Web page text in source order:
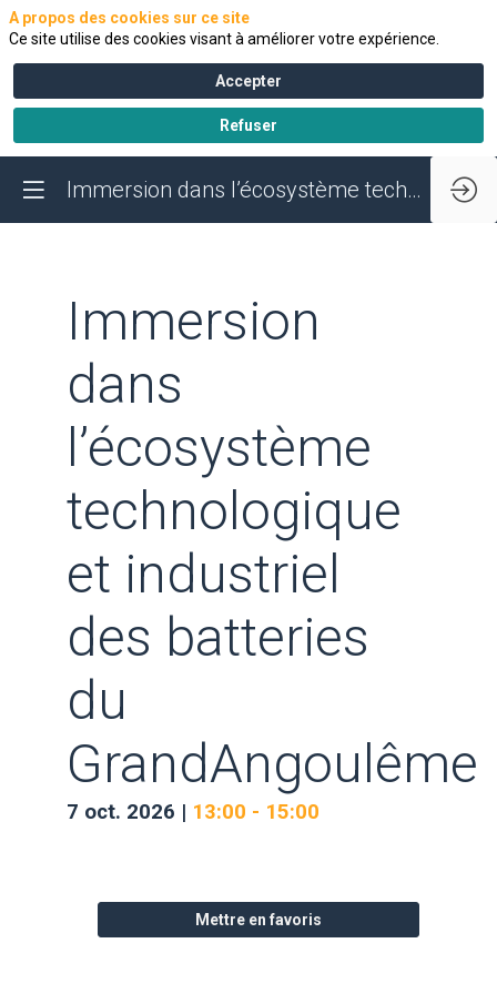
Immersion dans l’écosystème technologique et industriel des batteries du GrandAngoulême
Immersion
dans
l’écosystème
technologique
et industriel
des batteries
du
GrandAngoulême
7 oct. 2026 | 13:00 - 15:00
Mettre en favoris
Description
A propos des cookies sur ce site
Ce site utilise des cookies visant à améliorer votre expérience.
Accepter
Refuser